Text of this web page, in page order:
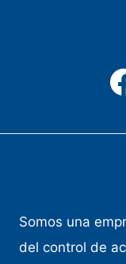
Somos una
del control de